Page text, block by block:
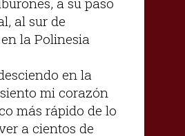
al sur de
la Polinesia
en la
mi corazón
más rápido de lo
a cientos de